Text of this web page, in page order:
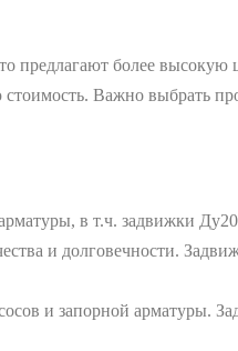
более высокую
Важно выбрать
в т.ч. задвижки
и долговечности.
и запорной арматуры.